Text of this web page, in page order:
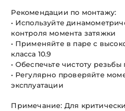
Рекомендации по монтажу:
• Используйте
контроля момента затяжки
• Применяйте в паре с
класса 10.9
• Обеспечьте чистоту
• Регулярно проверяйте
эксплуатации
Примечание: Для